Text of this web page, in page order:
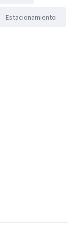
Estacionamiento